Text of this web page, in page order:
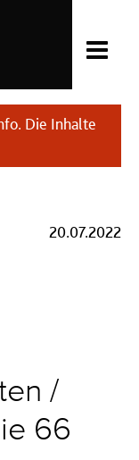
Die Inhalte
20.07.2022
/
66